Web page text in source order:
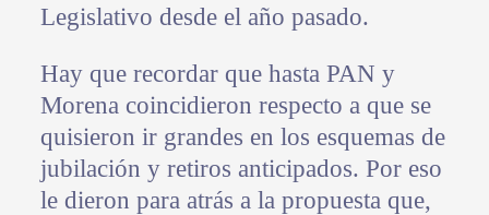
Legislativo desde el año pasado.
Hay que recordar que hasta PAN y
Morena coincidieron respecto a que se
quisieron ir grandes en los esquemas de
jubilación y retiros anticipados. Por eso
le dieron para atrás a la propuesta que,